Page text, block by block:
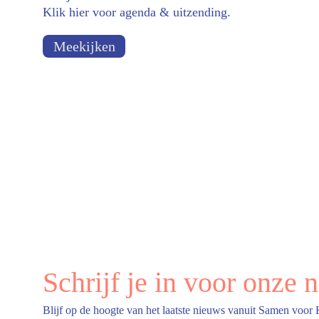
Klik hier voor agenda & uitzending.
Meekijken
Schrijf je in voor onze
Blijf op de hoogte van het laatste nieuws vanuit Samen voor